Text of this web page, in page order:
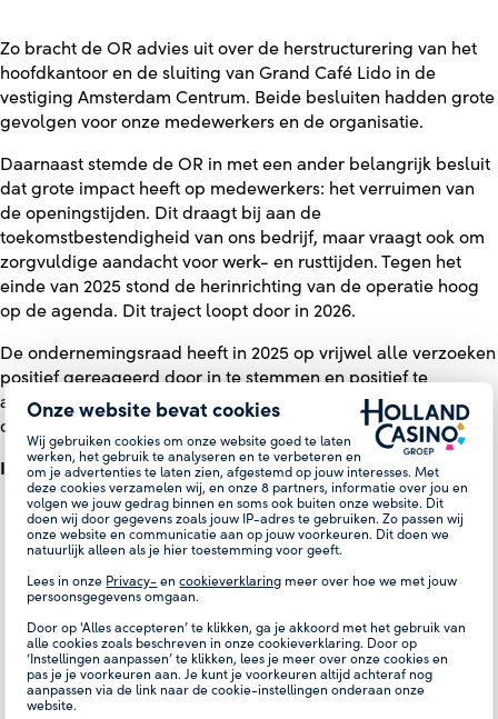
Onze website bevat cookies
Wij gebruiken cookies om onze website goed te laten
werken, het gebruik te analyseren en te verbeteren en
om je advertenties te laten zien, afgestemd op jouw interesses. Met
deze cookies verzamelen wij, en onze8 partners, informatie over jou en
volgen we jouw gedrag binnen en soms ook buiten onze website. Dit
doen wij door gegevens zoals jouw IP-adres te gebruiken. Zo passen wij
onze website en communicatie aan op jouw voorkeuren. Dit doen we
natuurlijk alleen als je hier toestemming voor geeft.
Lees in onze Privacy- encookieverklaring meer over hoe we met jouw
persoonsgegevens omgaan.
Door op 'Alles accepteren’ te klikken, ga je akkoord met het gebruik van
alle cookies zoals beschreven in onze cookieverklaring. Door op
‘Instellingen aanpassen’ te klikken, lees je meer over onze cookies en
pas je je voorkeuren aan. Je kunt je voorkeuren altijd achteraf nog
aanpassen via de link naar de cookie-instellingen onderaan onze
website.
Zo bracht de OR advies uit over de herstructurering van het
hoofdkantoor en de sluiting van Grand Café Lido in de
vestiging Amsterdam Centrum. Beide besluiten hadden grote
gevolgen voor onze medewerkers en de organisatie.
Daarnaast stemde de OR in met een ander belangrijk besluit
dat grote impact heeft op medewerkers: het verruimen van
de openingstijden. Dit draagt bij aan de
toekomstbestendigheid van ons bedrijf, maar vraagt ook om
zorgvuldige aandacht voor werk- en rusttijden. Tegen het
einde van 2025 stond de herinrichting van de operatie hoog
op de agenda. Dit traject loopt door in 2026.
De ondernemingsraad heeft in 2025 op vrijwel alle verzoeken
positief gereageerd door in te stemmen en positief te
adviseren, al dan niet onder voorwaarden, over de volgende
onderwerpen:
Instemming:
Verruiming openingstijden;
Nieuw beleidsstuk agressiepreventie;
Beleidsstukken integriteit ‘Kaart het aan’ en Reglement
Bezwaarprocedure Individueel Klachtrecht;
Opening Live Casino 31 december 2025;
Herziening Reglement Bezwaarprocedure Individueel
Klachtrecht;
Reglement IT-voorzieningen;
Reglement Screening;